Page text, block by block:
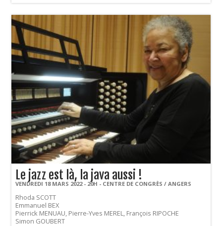
Le jazz est là, la java aussi !
VENDREDI 18 MARS 2022 - 20H - CENTRE DE CONGRÈS / ANGERS
Rhoda SCOTT
Emmanuel BEX
Pierrick MENUAU, Pierre-Yves MEREL, François RIPOCHE
Simon GOUBERT